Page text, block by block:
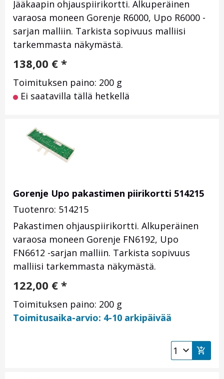
Jääkaapin ohjauspiirikortti. Alkuperäinen
varaosa moneen Gorenje R6000, Upo R6000 -
sarjan malliin. Tarkista sopivuus malliisi
tarkemmasta näkymästä.
138,00 € *
Toimituksen paino: 200 g
Ei saatavilla tällä hetkellä
Gorenje Upo pakastimen piirikortti 514215
Tuotenro: 514215
Pakastimen ohjauspiirikortti. Alkuperäinen
varaosa moneen Gorenje FN6192, Upo
FN6612 -sarjan malliin. Tarkista sopivuus
malliisi tarkemmasta näkymästä.
122,00 € *
Toimituksen paino: 200 g
Toimitusaika-arvio: 4-10 arkipäivää